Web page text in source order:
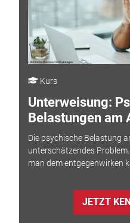
Kurs
Unterweisung:
Belastungen am
Die psychische Belastung
unterschätzendes
man dem entgegenwirken
JETZT